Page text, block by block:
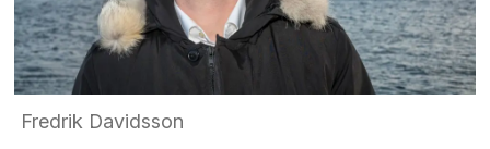
Fredrik Davidsson